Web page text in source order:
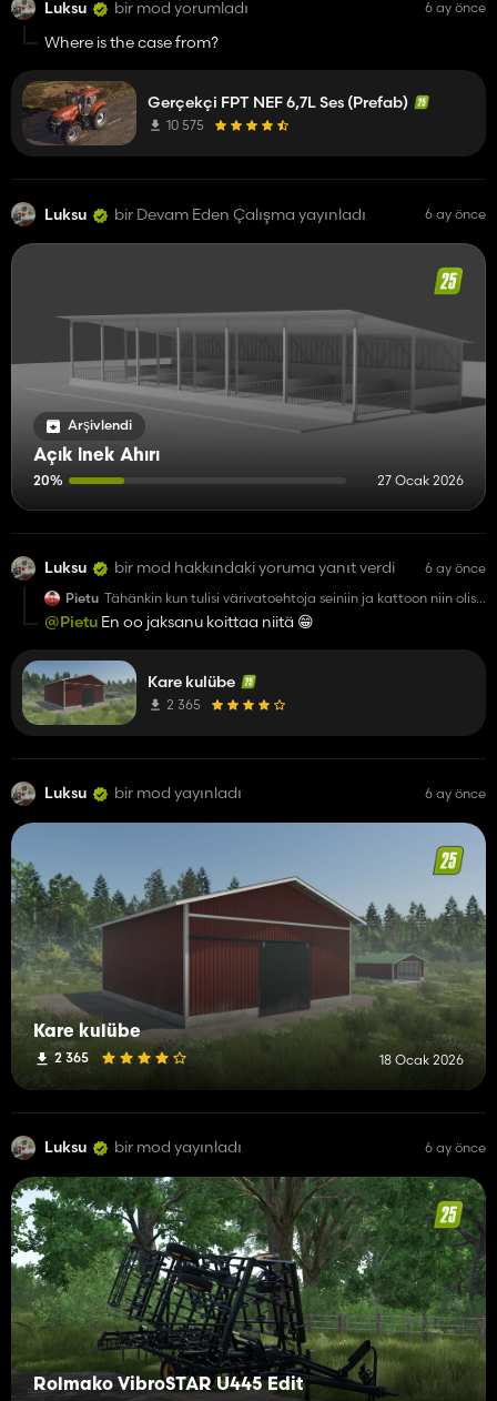
Luksu bir mod yorumladı 6 ay önce
Where is the case from?
Gerçekçi FPT NEF 6,7L Ses (Prefab)
10 575
Luksu bir Devam Eden Çalışma yayınladı 6 ay önce
Arşivlendi
Açık İnek Ahırı
20% 27 Ocak 2026
Luksu bir mod hakkındaki yoruma yanıt verdi
6 ay önce
Pietu Tähänkin kun tulisi värivatoehtoja seiniin ja kattoon niin olis
heittämällä 5/5
@Pietu En oo jaksanu koittaa niitä 😁
Kare kulübe
2 365
Luksu bir mod yayınladı 6 ay önce
Kare kulübe
2 365 18 Ocak 2026
Luksu bir mod yayınladı 6 ay önce
Rolmako VibroSTAR U445 Edit